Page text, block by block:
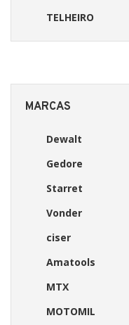
TELHEIRO
MARCAS
Dewalt
Gedore
Starret
Vonder
ciser
Amatools
MTX
MOTOMIL